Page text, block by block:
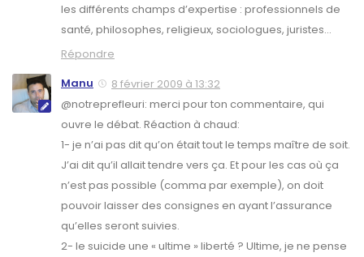
les différents champs d’expertise : professionnels de
santé, philosophes, religieux, sociologues, juristes…
Répondre
Manu
8 février 2009 à 13:32
@notreprefleuri: merci pour ton commentaire, qui
ouvre le débat. Réaction à chaud:
1- je n’ai pas dit qu’on était tout le temps maître de soit.
J’ai dit qu’il allait tendre vers ça. Et pour les cas où ça
n’est pas possible (comma par exemple), on doit
pouvoir laisser des consignes en ayant l’assurance
qu’elles seront suivies.
2- le suicide une « ultime » liberté ? Ultime, je ne pense